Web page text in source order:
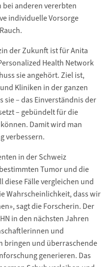
anderen vererbten
individuelle Vorsorge
der Zukunft ist für Anita
Health Network
sie angehört. Ziel ist,
Kliniken in der ganzen
sie – das Einverständnis der
– gebündelt für die
Damit wird man
verbessern.
in der Schweiz
Tumor und die
diese Fälle vergleichen und
Wahrscheinlichkeit, dass wir
sagt die Forscherin. Der
in den nächsten Jahren
und
bringen und überraschende
generieren. Das